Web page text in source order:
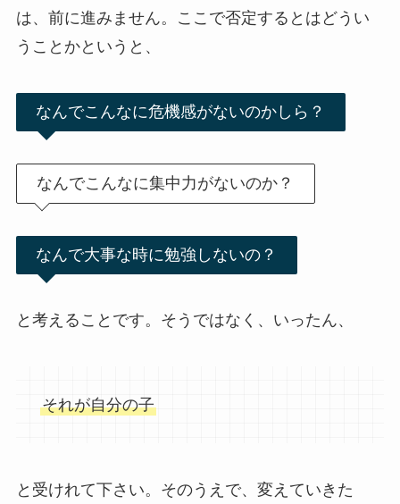
は、前に進みません。ここで否定するとはどうい
うことかというと、
なんでこんなに危機感がないのかしら？
なんでこんなに集中力がないのか？
なんで大事な時に勉強しないの？
と考えることです。そうではなく、いったん、
それが自分の子
と受けれて下さい。そのうえで、変えていきた